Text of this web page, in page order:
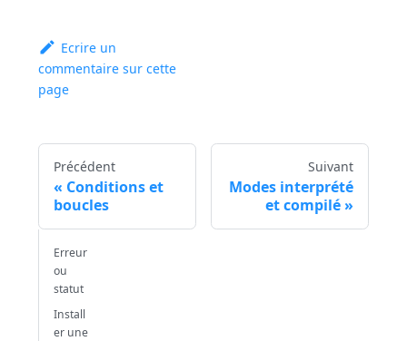
Ecrire un
commentaire sur cette
page
Précédent
Conditions et
boucles
Suivant
Modes interprété
et compilé
Erreur
ou
statut
Install
er une